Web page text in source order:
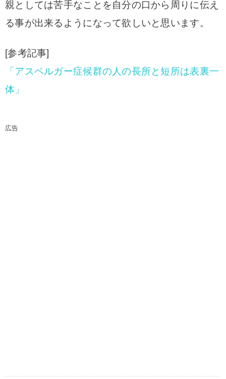
親としては苦手なことを自分の口から周りに伝え
る事が出来るようになって欲しいと思います。
[参考記事]
「アスペルガー症候群の人の長所と短所は表裏一
体」
広告